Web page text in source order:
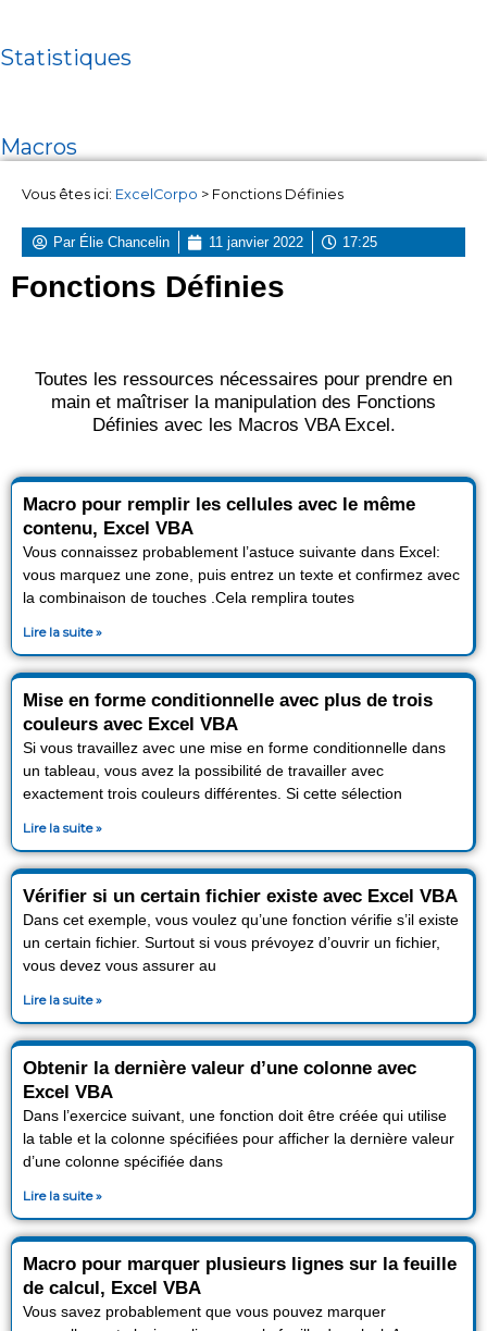
Statistiques
Macros
Vous êtes ici: ExcelCorpo > Fonctions Définies
ParÉlie Chancelin 11 janvier 2022 17:25
Fonctions Définies
Toutes les ressources nécessaires pour prendre en
main et maîtriser la manipulation des Fonctions
Définies avec les Macros VBA Excel.
Macro pour remplir les cellules avec le même
contenu, Excel VBA
Vous connaissez probablement l’astuce suivante dans Excel:
vous marquez une zone, puis entrez un texte et confirmez avec
la combinaison de touches .Cela remplira toutes
Lire la suite »
Mise en forme conditionnelle avec plus de trois
couleurs avec Excel VBA
Si vous travaillez avec une mise en forme conditionnelle dans
un tableau, vous avez la possibilité de travailler avec
exactement trois couleurs différentes. Si cette sélection
Lire la suite »
Vérifier si un certain fichier existe avec Excel VBA
Dans cet exemple, vous voulez qu’une fonction vérifie s’il existe
un certain fichier. Surtout si vous prévoyez d’ouvrir un fichier,
vous devez vous assurer au
Lire la suite »
Obtenir la dernière valeur d’une colonne avec
Excel VBA
Dans l’exercice suivant, une fonction doit être créée qui utilise
la table et la colonne spécifiées pour afficher la dernière valeur
d’une colonne spécifiée dans
Lire la suite »
Macro pour marquer plusieurs lignes sur la feuille
de calcul, Excel VBA
Vous savez probablement que vous pouvez marquer
P
a
e
P
a
e